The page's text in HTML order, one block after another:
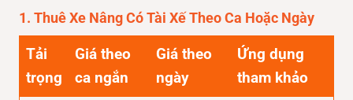
1. Thuê Xe Nâng Có Tài Xế Theo Ca Hoặc Ngày
Tải
trọng
Giá theo
ca ngắn
Giá theo
ngày
Ứng dụng
tham khảo